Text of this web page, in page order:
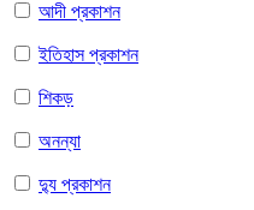
আদী প্রকাশন
ইতিহাস প্রকাশন
শিকড়
অনন্যা
দ্যু প্রকাশন